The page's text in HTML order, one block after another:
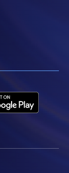
資料，報名
證明文件親
通知」，適